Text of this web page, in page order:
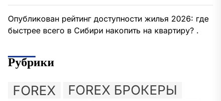
Опубликован рейтинг доступности жилья 2026: где
быстрее всего в Сибири накопить на квартиру? .
Рубрики
FOREX FOREX БРОКЕРЫ